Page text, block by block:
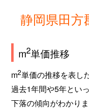
静岡県田方
m2単価推移
m2単価の推移を表し
過去1年間や5年とい
下落の傾向がわかりま